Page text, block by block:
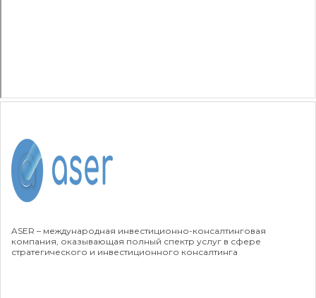
ASER – международная инвестиционно-консалтинговая
компания, оказывающая полный спектр услуг в сфере
стратегического и инвестиционного консалтинга